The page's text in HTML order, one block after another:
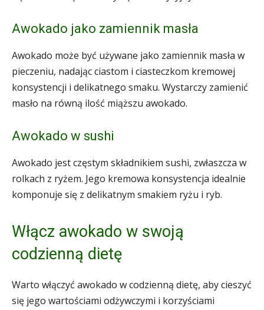
Awokado jako zamiennik masła
Awokado może być używane jako zamiennik masła w
pieczeniu, nadając ciastom i ciasteczkom kremowej
konsystencji i delikatnego smaku. Wystarczy zamienić
masło na równą ilość miąższu awokado.
Awokado w sushi
Awokado jest częstym składnikiem sushi, zwłaszcza w
rolkach z ryżem. Jego kremowa konsystencja idealnie
komponuje się z delikatnym smakiem ryżu i ryb.
Włącz awokado w swoją
codzienną dietę
Warto włączyć awokado w codzienną dietę, aby cieszyć
się jego wartościami odżywczymi i korzyściami